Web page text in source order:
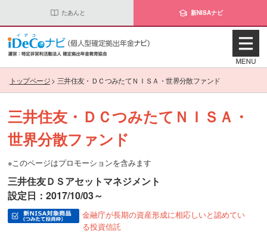
たあんと 新NISAナビ
トップページ> 三井住友・ＤＣつみたてＮＩＳＡ・世界分散ファンド
三井住友・ＤＣつみたてＮＩＳＡ・
世界分散ファンド
※このページはプロモーションを含みます
三井住友ＤＳアセットマネジメント
設定日：2017/10/03～
金融庁が長期の資産形成に相応しいと認めてい
る投資信託